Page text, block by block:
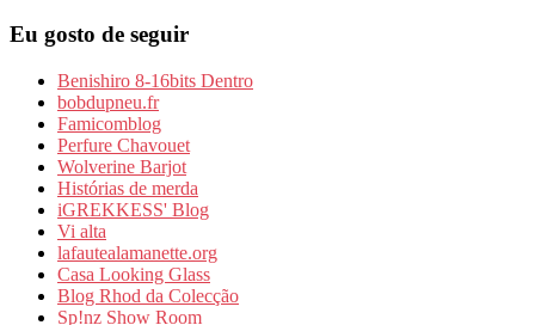
Eu gosto de seguir
Benishiro 8-16bits Dentro
bobdupneu.fr
Famicomblog
Perfure Chavouet
Wolverine Barjot
Histórias de merda
iGREKKESS' Blog
Vi alta
lafautealamanette.org
Casa Looking Glass
Blog Rhod da Colecção
Sp!nz Show Room